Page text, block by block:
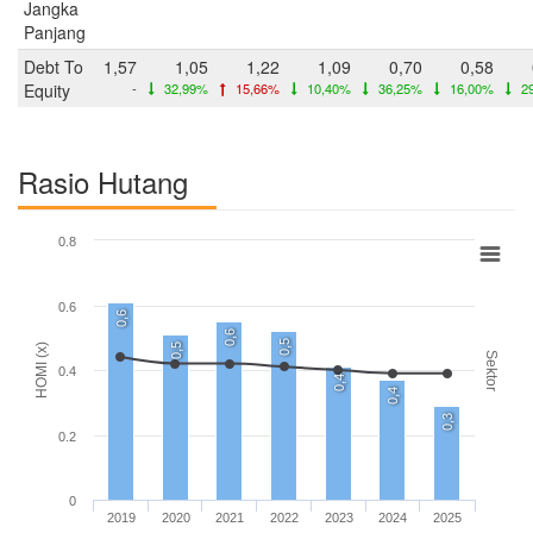
Jangka
Panjang
Debt To
Equity
1,57
-
1,05
32,99%
1,22
15,66%
1,09
10,40%
0,70
36,25%
0,58
16,00%
Rasio Hutang
HOMI (x) Sektor
0,6
0,5
0,6
0,5
0,4
0,4
0,3
2019 2020 2021 2022 2023 2024 2025
0
0.2
0.4
0.6
0.8